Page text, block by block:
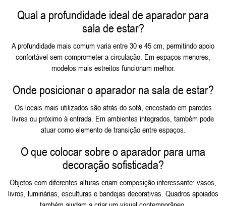
Qual a profundidade ideal de aparador para
sala de estar?
A profundidade mais comum varia entre 30 e 45 cm, permitindo apoio
confortável sem comprometer a circulação. Em espaços menores,
modelos mais estreitos funcionam melhor.
Onde posicionar o aparador na sala de estar?
Os locais mais utilizados são atrás do sofá, encostado em paredes
livres ou próximo à entrada. Em ambientes integrados, também pode
atuar como elemento de transição entre espaços.
O que colocar sobre o aparador para uma
decoração sofisticada?
Objetos com diferentes alturas criam composição interessante: vasos,
livros, luminárias, esculturas e bandejas decorativas. Quadros apoiados